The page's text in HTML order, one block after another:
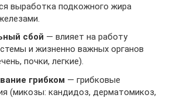
выработка подкожного жира
сбой — влияет на работу
и жизненно важных органов
почки, легкие).
грибком — грибковые
(микозы: кандидоз, дерматомикоз,